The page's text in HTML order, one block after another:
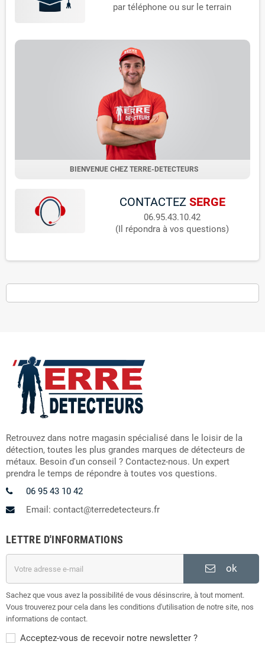
par téléphone ou sur le terrain
BIENVENUE CHEZ TERRE-DETECTEURS
CONTACTEZ SERGE
06.95.43.10.42
(Il répondra à vos questions)
Retrouvez dans notre magasin spécialisé dans le loisir de la
détection, toutes les plus grandes marques de détecteurs de
métaux. Besoin d'un conseil ? Contactez-nous. Un expert
prendra le temps de répondre à toutes vos questions.
06 95 43 10 42
Email: contact@terredetecteurs.fr
LETTRE D'INFORMATIONS
ok
Sachez que vous avez la possibilité de vous désinscrire, à tout moment.
Vous trouverez pour cela dans les conditions d'utilisation de notre site, nos
informations de contact.
Acceptez-vous de recevoir notre newsletter ?